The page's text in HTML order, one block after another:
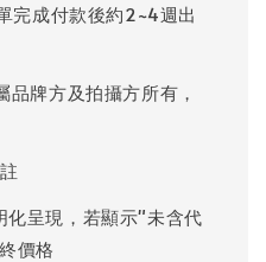
完成付款後約2~4週出
品牌方及拍攝方所有，
化呈現，若顯示"未含代
價格